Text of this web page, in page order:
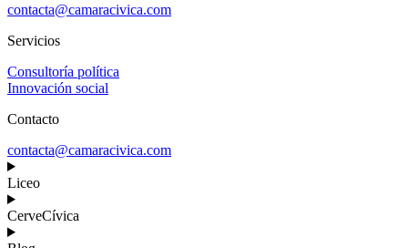
contacta@camaracivica.com
Servicios
Consultoría política
Innovación social
Contacto
contacta@camaracivica.com
Liceo
CerveCívica